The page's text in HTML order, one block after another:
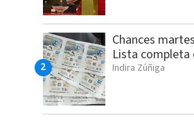
Chances
Lista completa
Indira Zúñiga